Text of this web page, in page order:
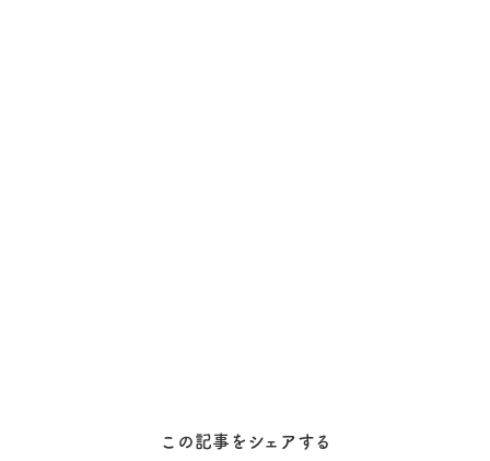
この記事をシェアする